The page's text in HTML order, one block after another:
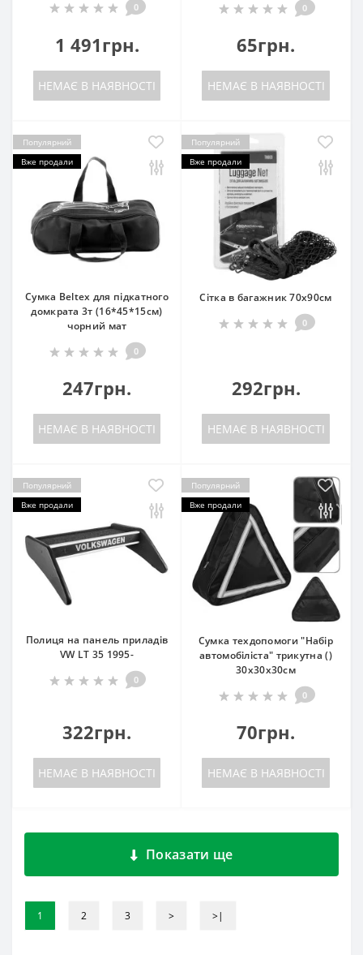
0
1 491грн.
НЕМАЄ В НАЯВНОСТІ
0
65грн.
НЕМАЄ В НАЯВНОСТІ
Популярний
Вже продали
Сумка Beltex для підкатного
домкрата 3т (16*45*15см)
чорний мат
0
247грн.
НЕМАЄ В НАЯВНОСТІ
Популярний
Вже продали
Сітка в багажник 70х90см
0
292грн.
НЕМАЄ В НАЯВНОСТІ
Популярний
Вже продали
Полиця на панель приладів
VW LT 35 1995-
0
322грн.
НЕМАЄ В НАЯВНОСТІ
Популярний
Вже продали
Сумка техдопомоги "Набір
автомобіліста" трикутна ()
30х30х30см
0
70грн.
НЕМАЄ В НАЯВНОСТІ
Показати ще
1 2 3 > >|